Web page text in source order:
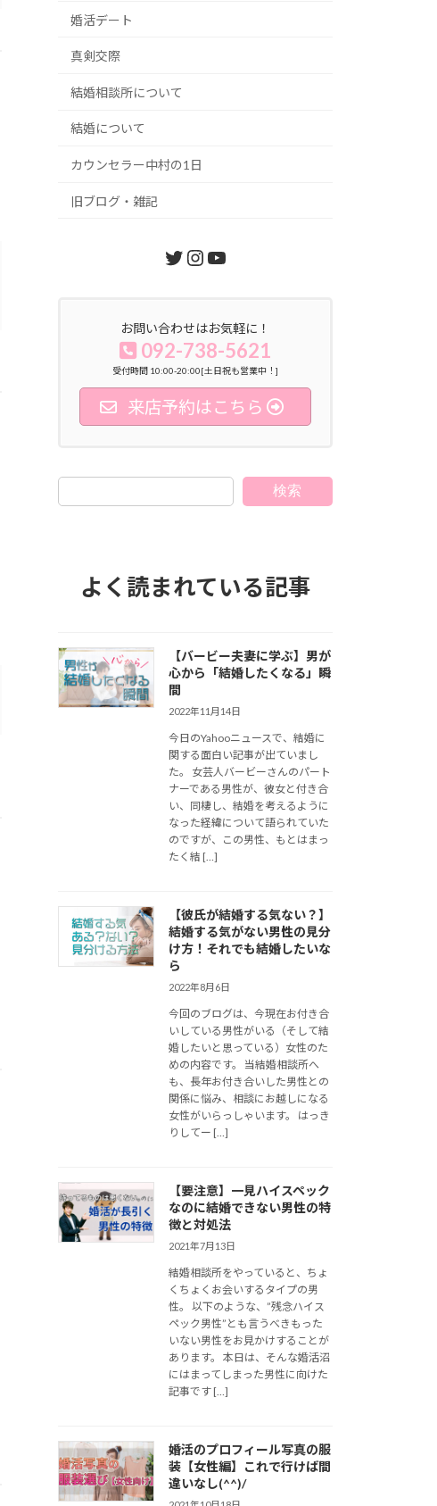
婚活デート
真剣交際
結婚相談所について
結婚について
カウンセラー中村の1日
旧ブログ・雑記
Twitter
Instagram
YouTube
お問い合わせはお気軽に！
092-738-5621
受付時間 10:00-20:00[土日祝も営業中！]
来店予約はこちら
検索
よく読まれている記事
【バービー夫妻に学ぶ】男が
心から「結婚したくなる」瞬
間
2022年11月14日
今日のYahooニュースで、結婚に
関する面白い記事が出ていまし
た。 女芸人バービーさんのパート
ナーである男性が、彼女と付き合
い、同棲し、結婚を考えるように
なった経緯について語られていた
のですが、この男性、もとはまっ
たく結 […]
【彼氏が結婚する気ない？】
結婚する気がない男性の見分
け方！それでも結婚したいな
ら
2022年8月6日
今回のブログは、今現在お付き合
いしている男性がいる（そして結
婚したいと思っている）女性のた
めの内容です。 当結婚相談所へ
も、長年お付き合いした男性との
関係に悩み、相談にお越しになる
女性がいらっしゃいます。 はっき
りしてー […]
【要注意】一見ハイスペック
なのに結婚できない男性の特
徴と対処法
2021年7月13日
結婚相談所をやっていると、ちょ
くちょくお会いするタイプの男
性。 以下のような、”残念ハイス
ペック男性”とも言うべきもった
いない男性をお見かけすることが
あります。 本日は、そんな婚活沼
にはまってしまった男性に向けた
記事です […]
婚活のプロフィール写真の服
装【女性編】これで行けば間
違いなし(^^)/